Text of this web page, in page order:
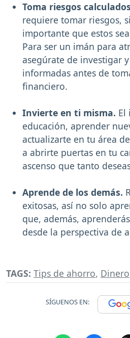
Toma riesgos
requiere tomar riesgos,
importante que estos
Para ser un imán para
asegúrate de investigar
informadas antes de
financiero.
Invierte en ti misma. El
educación, aprender
actualizarte en tu área
a abrirte puertas en tu
ascenso que tanto
Aprende de los demás.
exitosas, así no solo
que, además,
desde la perspectiva de
TAGS: Tips de ahorro, Dinero
SÍGUENOS EN: